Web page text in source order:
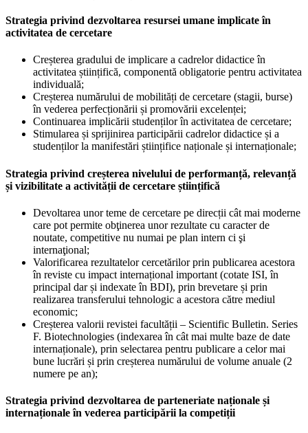
Strategia privind dezvoltarea resursei umane implicate în
activitatea de cercetare
Creșterea gradului de implicare a cadrelor didactice în
activitatea științifică, componentă obligatorie pentru activitatea
individuală;
Creșterea numărului de mobilități de cercetare (stagii, burse)
în vederea perfecționării și promovării excelenței;
Continuarea implicării studenților în activitatea de cercetare;
Stimularea și sprijinirea participării cadrelor didactice și a
studenților la manifestări științifice naționale și internaționale;
Strategia privind creșterea nivelului de performanță, relevanță
și vizibilitate a activității de cercetare științifică
Devoltarea unor teme de cercetare pe direcții cât mai moderne
care pot permite obţinerea unor rezultate cu caracter de
noutate, competitive nu numai pe plan intern ci şi
internaţional;
Valorificarea rezultatelor cercetărilor prin publicarea acestora
în reviste cu impact internațional important (cotate ISI, în
principal dar și indexate în BDI), prin brevetare și prin
realizarea transferului tehnologic a acestora către mediul
economic;
Creșterea valorii revistei facultății – Scientific Bulletin. Series
F. Biotechnologies (indexarea în cât mai multe baze de date
internaționale), prin selectarea pentru publicare a celor mai
bune lucrări și prin creșterea numărului de volume anuale (2
numere pe an);
Strategia privind dezvoltarea de parteneriate naționale și
internaționale în vederea participării la competiții